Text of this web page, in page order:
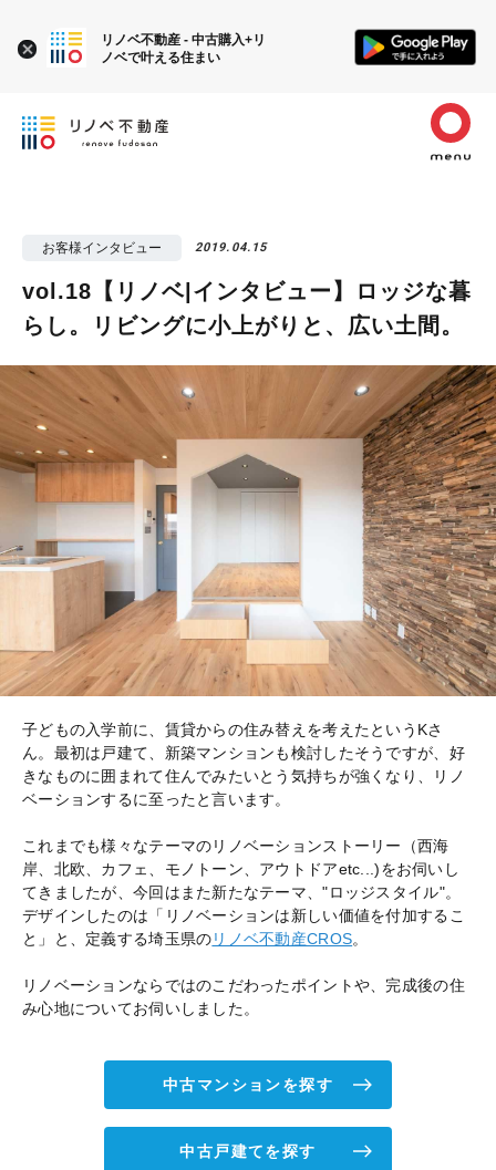
お客様インタビュー 2019.04.15
vol.18【リノベ|インタビュー】ロッジな暮
らし。リビングに小上がりと、広い土間。
子どもの入学前に、賃貸からの住み替えを考えたというKさ
ん。最初は戸建て、新築マンションも検討したそうですが、好
きなものに囲まれて住んでみたいとう気持ちが強くなり、リノ
ベーションするに至ったと言います。
これまでも様々なテーマのリノベーションストーリー（西海
岸、北欧、カフェ、モノトーン、アウトドアetc...)をお伺いし
てきましたが、今回はまた新たなテーマ、"ロッジスタイル"。
デザインしたのは「リノベーションは新しい価値を付加するこ
と」と、定義する埼玉県のリノベ不動産CROS。
リノベーションならではのこだわったポイントや、完成後の住
み心地についてお伺いしました。
中古マンションを探す
中古戸建てを探す
リノベ不動産 - 中古購入+リ
ノベで叶える住まい